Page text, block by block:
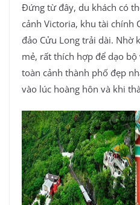
Đứng từ đây, du khách có
cảnh Victoria, khu tài chính
đảo Cửu Long trải dài. Nhờ
mẻ, rất thích hợp để dạo
toàn cảnh thành phố đẹp
vào lúc hoàng hôn và khi